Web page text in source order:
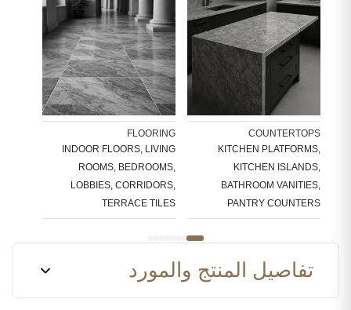
COUNTERTOPS
KITCHEN PLATFORMS,
KITCHEN ISLANDS,
BATHROOM VANITIES,
PANTRY COUNTERS
FLOORING
INDOOR FLOORS, LIVING
ROOMS, BEDROOMS,
LOBBIES, CORRIDORS,
TERRACE TILES
تفاصيل المنتج والمورد